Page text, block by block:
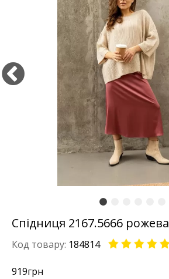
Спідниця 2167.5666 рожева
Код товару: 184814
919грн